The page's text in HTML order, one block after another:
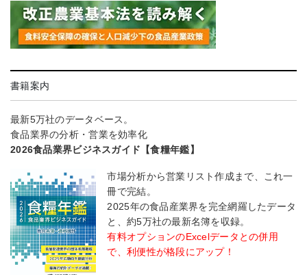
書籍案内
最新5万社のデータベース。
食品業界の分析・営業を効率化
2026食品業界ビジネスガイド【食糧年鑑】
市場分析から営業リスト作成まで、これ一
冊で完結。
2025年の食品産業界を完全網羅したデータ
と、約5万社の最新名簿を収録。
有料オプションのExcelデータとの併用
で、利便性が格段にアップ！